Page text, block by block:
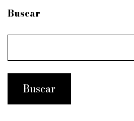
Buscar